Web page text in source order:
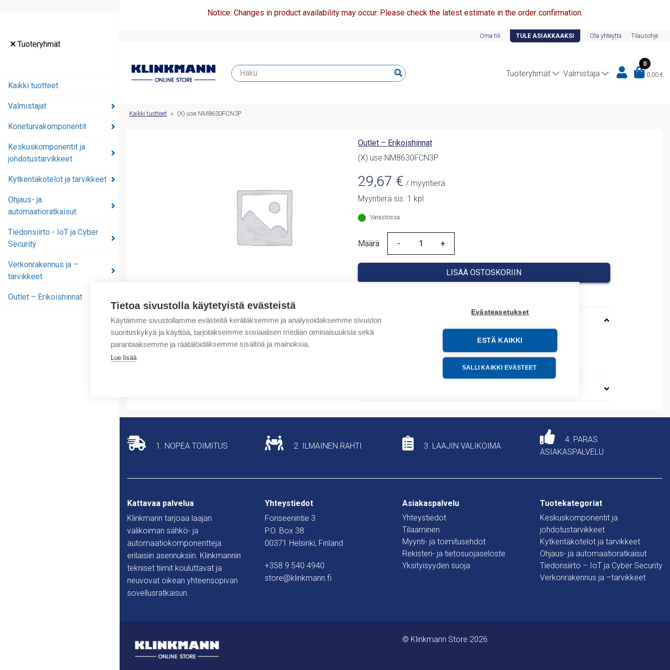
Tietoa sivustolla käytetyistä evästeistä
Käytämme sivustollamme evästeitä kerätäksemme ja analysoidaksemme sivuston
suorituskykyä ja käyttöä, tarjotaksemme sosiaalisen median ominaisuuksia sekä
parantaaksemme ja räätälöidäksemme sisältöä ja mainoksia.
Lue lisää
Evästeasetukset
ESTÄ KAIKKI
SALLI KAIKKI EVÄSTEET
Tuoteryhmät
Kaikki tuotteet
Valmistajat
Koneturvakomponentit
Keskuskomponentit ja
johdotustarvikkeet
Kytkentäkotelot ja tarvikkeet
Ohjaus- ja
automaatioratkaisut
Tiedonsiirto - IoT ja Cyber
Security
Verkonrakennus ja –
tarvikkeet
Outlet – Erikoishinnat
Notice: Changes in product availability may occur. Please check the latest estimate in the order confirmation.
Oma tili TULE ASIAKKAAKSI Ota yhteyttä Tilausohje
Tuoteryhmät Valmistaja
0
0,00 €
Outlet – Erikoishinnat
Kaikki tuotteet » (X) use NM8630FCN3P
Outlet – Erikoishinnat
(X) use NM8630FCN3P
29,67 € / myyntierä
Myyntierä sis. 1 kpl
Varastossa
Määrä
Määrä
LISÄÄ OSTOSKORIIN
Tuotekoodit
Tilauskoodi: NM8FCN400630
Tuotteen tullikoodi: 85389091
1. NOPEA TOIMITUS 2. ILMAINEN RAHTI 3. LAAJIN VALIKOIMA
4. PARAS
ASIAKASPALVELU
Kattavaa palvelua
Klinkmann tarjoaa laajan
valikoiman sähkö- ja
automaatiokomponentteja
erilaisiin asennuksiin. Klinkmannin
tekniset tiimit kouluttavat ja
neuvovat oikean yhteensopivan
sovellusratkaisun.
Yhteystiedot
Fonseenintie 3
P.O. Box 38
00371 Helsinki, Finland
+358 9 540 4940
store@klinkmann.fi
Asiakaspalvelu
Yhteystiedot
Tilaaminen
Myynti- ja toimitusehdot
Rekisteri- ja tietosuojaseloste
Yksityisyyden suoja
Tuotekategoriat
Keskuskomponentit ja
johdotustarvikkeet
Kytkentäkotelot ja tarvikkeet
Ohjaus- ja automaatioratkaisut
Tiedonsiirto – IoT ja Cyber Security
Verkonrakennus ja –tarvikkeet
© Klinkmann Store 2026